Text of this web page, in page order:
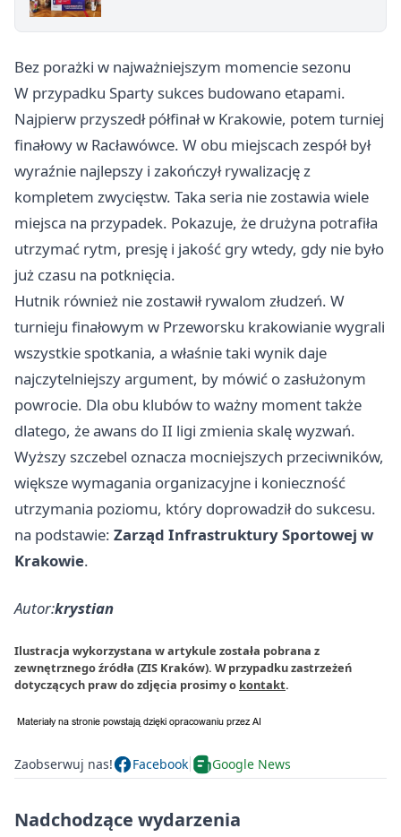
Bez porażki w najważniejszym momencie sezonu
W przypadku Sparty sukces budowano etapami.
Najpierw przyszedł półfinał w Krakowie, potem turniej
finałowy w Racławówce. W obu miejscach zespół był
wyraźnie najlepszy i zakończył rywalizację z
kompletem zwycięstw. Taka seria nie zostawia wiele
miejsca na przypadek. Pokazuje, że drużyna potrafiła
utrzymać rytm, presję i jakość gry wtedy, gdy nie było
już czasu na potknięcia.
Hutnik również nie zostawił rywalom złudzeń. W
turnieju finałowym w Przeworsku krakowianie wygrali
wszystkie spotkania, a właśnie taki wynik daje
najczytelniejszy argument, by mówić o zasłużonym
powrocie. Dla obu klubów to ważny moment także
dlatego, że awans do II ligi zmienia skalę wyzwań.
Wyższy szczebel oznacza mocniejszych przeciwników,
większe wymagania organizacyjne i konieczność
utrzymania poziomu, który doprowadził do sukcesu.
na podstawie: Zarząd Infrastruktury Sportowej w
Krakowie.
Autor:krystian
Ilustracja wykorzystana w artykule została pobrana z
zewnętrznego źródła (ZIS Kraków). W przypadku zastrzeżeń
dotyczących praw do zdjęcia prosimy o kontakt.
Zaobserwuj nas! Facebook Google News
Nadchodzące wydarzenia